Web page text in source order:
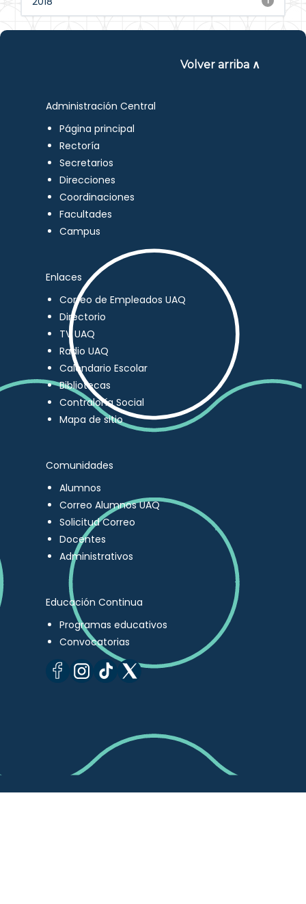
Volver arriba ∧
Administración Central
Página principal
Rectoría
Secretarios
Direcciones
Coordinaciones
Facultades
Campus
Enlaces
Correo de Empleados UAQ
Directorio
TV UAQ
Radio UAQ
Calendario Escolar
Bibliotecas
Contraloría Social
Mapa de sitio
Comunidades
Alumnos
Correo Alumnos UAQ
Solicitud Correo
Docentes
Administrativos
Educación Continua
Programas educativos
Convocatorias